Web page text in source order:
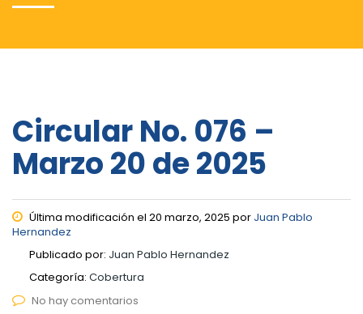
Circular No. 076 –
Marzo 20 de 2025
Última modificación el 20 marzo, 2025 por Juan Pablo
Hernandez
Publicado por: Juan Pablo Hernandez
Categoría: Cobertura
No hay comentarios